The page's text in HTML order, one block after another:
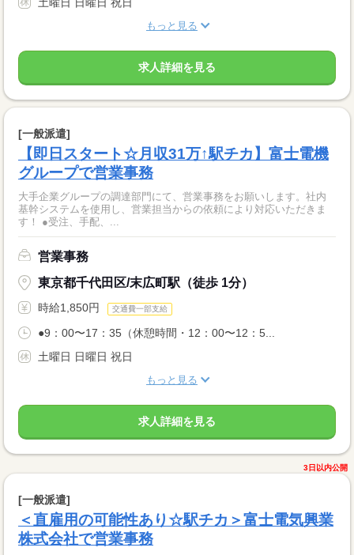
土曜日 日曜日 祝日
もっと見る
求人詳細を見る
[一般派遣]
【即日スタート☆月収31万↑駅チカ】富士電機
グループで営業事務
大手企業グループの調達部門にて、営業事務をお願いします。社内
基幹システムを使用し、営業担当からの依頼により対応いただきま
す！ ●受注、手配、...
営業事務
東京都千代田区/末広町駅（徒歩 1分）
時給1,850円 交通費一部支給
●9：00〜17：35（休憩時間・12：00〜12：5...
土曜日 日曜日 祝日
もっと見る
求人詳細を見る
3日以内公開
[一般派遣]
＜直雇用の可能性あり☆駅チカ＞富士電気興業
株式会社で営業事務